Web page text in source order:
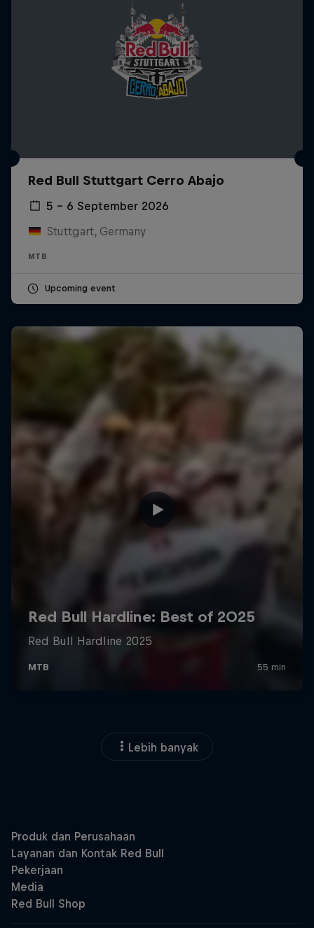
Red Bull Stuttgart Cerro Abajo
5 – 6 September 2026
Stuttgart, Germany
MTB
Upcoming event
Lebih banyak